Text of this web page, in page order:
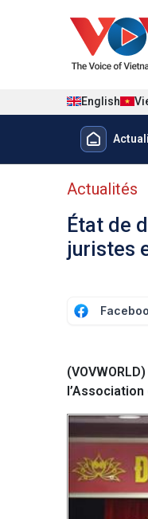
English
Menu trang
menu phụ
Actualités
État de
juristes